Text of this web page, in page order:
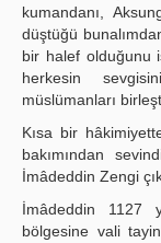
kumandanı,
düştüğü
bir halef olduğunu
herkesin
müslümanları
Kısa bir
bakımından
İmâdeddin Zengi
İmâdeddin 1127
bölgesine vali